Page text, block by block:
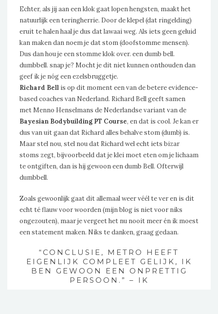
Echter, als jij aan een klok gaat lopen hengsten, maakt het
natuurlijk een teringherrie. Door de klepel (dat ringelding)
eruit te halen haal je dus dat lawaai weg. Als iets geen geluid
kan maken dan noem je dat stom (doofstomme mensen).
Dus dan hou je een stomme klok over. een dumb bell.
dumbbell. snap je? Mocht je dit niet kunnen onthouden dan
geef ik je nóg een ezelsbruggetje.
Richard Bell is op dit moment een van de betere evidence-
based coaches van Nederland. Richard Bell geeft samen
met Menno Henselmans de Nederlandse variant van de
Bayesian Bodybuilding PT Course, en dat is cool. Je kan er
dus van uit gaan dat Richard alles behalve stom (dumb) is.
Maar stel nou, stel nou dat Richard wel echt iets bizar
stoms zegt, bijvoorbeeld dat je klei moet eten om je lichaam
te ontgiften, dan is hij gewoon een dumb Bell. Ofterwijl
dumbbell.
Zoals gewoonlijk gaat dit allemaal weer véél te ver en is dit
echt té flauw voor woorden (mijn blog is niet voor niks
ongezouten), maar je vergeet het nu nooit meer én ik moest
een statement maken. Niks te danken, graag gedaan.
“CONCLUSIE, METRO HEEFT
EIGENLIJK COMPLEET GELIJK, IK
BEN GEWOON EEN ONPRETTIG
PERSOON.” – IK